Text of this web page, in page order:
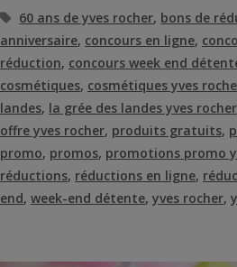
Étiquettes
60 ans de yves rocher, bons de
anniversaire, concours en ligne,
réduction, concours week end
cosmétiques, cosmétiques yves
landes, la grée des landes yves rocher
offre yves rocher, produits gratuits,
promo, promos, promotions promo
réductions, réductions en ligne,
end, week-end détente, yves rocher,